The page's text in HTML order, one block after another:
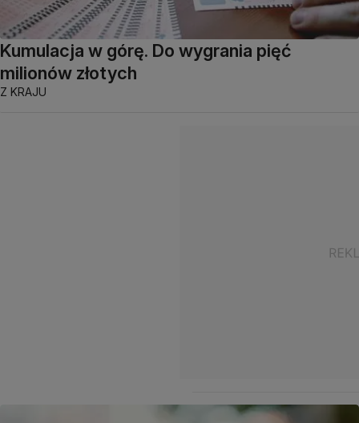
Kumulacja w górę. Do wygrania pięć
milionów złotych
Z KRAJU